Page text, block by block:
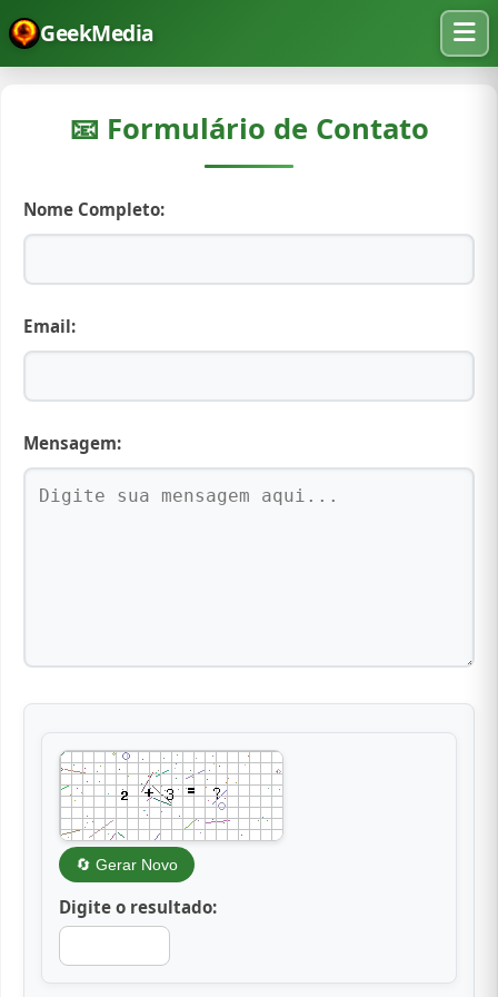
GeekMedia
📧 Formulário de Contato
Nome Completo:
Email:
Mensagem:
🔄 Gerar Novo
Digite o resultado: